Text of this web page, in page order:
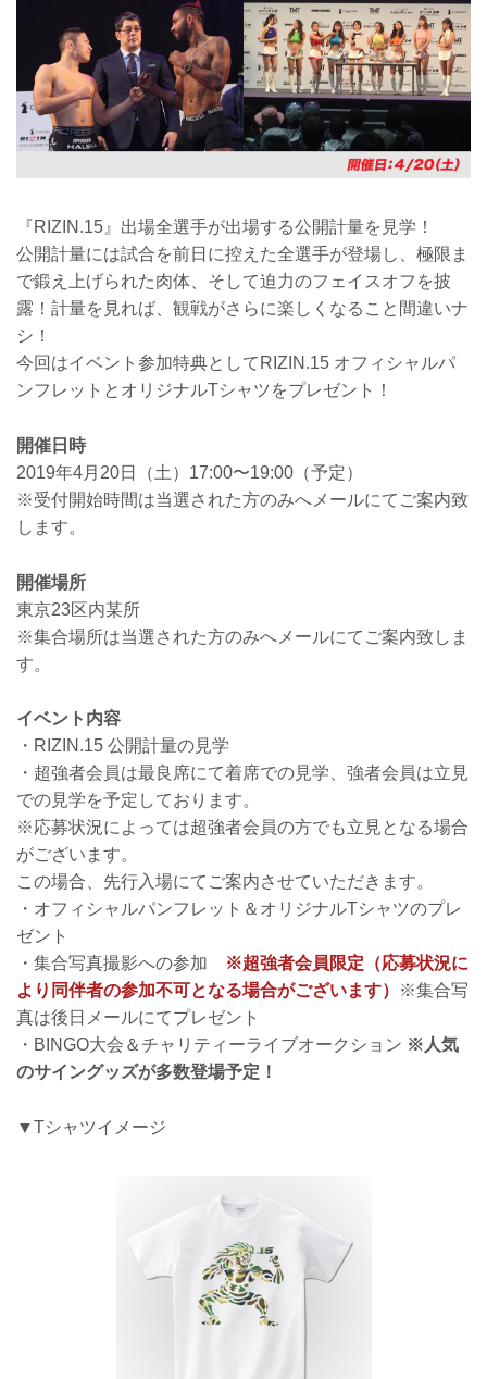
『RIZIN.15』出場全選手が出場する公開計量を見学！
公開計量には試合を前日に控えた全選手が登場し、極限ま
で鍛え上げられた肉体、そして迫力のフェイスオフを披
露！計量を見れば、観戦がさらに楽しくなること間違いナ
シ！
今回はイベント参加特典としてRIZIN.15 オフィシャルパ
ンフレットとオリジナルTシャツをプレゼント！
開催日時
2019年4月20日（土）17:00〜19:00（予定）
※受付開始時間は当選された方のみへメールにてご案内致
します。
開催場所
東京23区内某所
※集合場所は当選された方のみへメールにてご案内致しま
す。
イベント内容
・RIZIN.15 公開計量の見学
・超強者会員は最良席にて着席での見学、強者会員は立見
での見学を予定しております。
※応募状況によっては超強者会員の方でも立見となる場合
がございます。
この場合、先行入場にてご案内させていただきます。
・オフィシャルパンフレット＆オリジナルTシャツのプレ
ゼント
・集合写真撮影への参加
※超強者会員限定（応募状況に
より同伴者の参加不可となる場合がございます）
※集合写
真は後日メールにてプレゼント
・BINGO大会＆チャリティーライブオークション ※人気
のサイングッズが多数登場予定！
▼Tシャツイメージ